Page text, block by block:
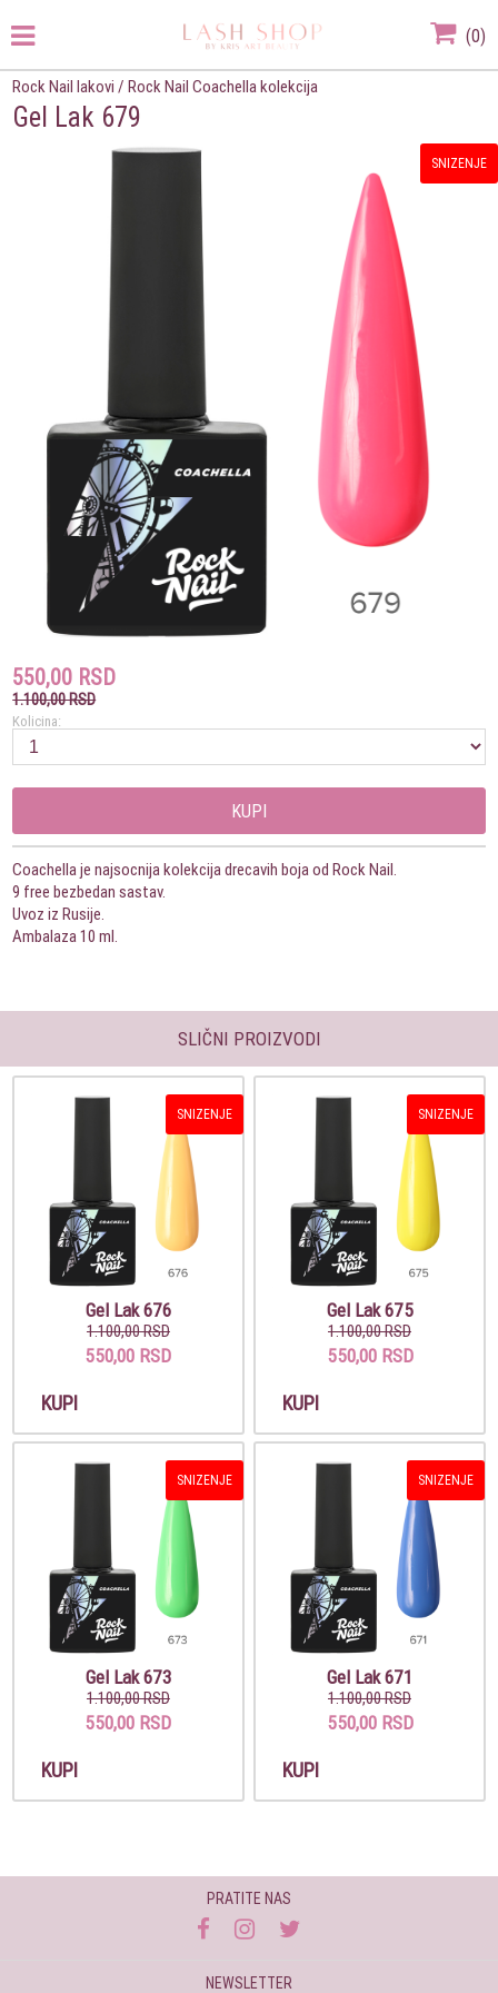
(0)
Rock Nail lakovi /Rock Nail Coachella kolekcija
Gel Lak 679
SNIZENJE
550,00 RSD
1.100,00 RSD
Kolicina:
KUPI
Coachella je najsocnija kolekcija drecavih boja od Rock Nail.
9 free bezbedan sastav.
Uvoz iz Rusije.
Ambalaza 10 ml.
SLIČNI PROIZVODI
SNIZENJE
Gel Lak 676
1.100,00 RSD
550,00 RSD
KUPI
SNIZENJE
Gel Lak 675
1.100,00 RSD
550,00 RSD
KUPI
SNIZENJE
Gel Lak 673
1.100,00 RSD
550,00 RSD
KUPI
SNIZENJE
Gel Lak 671
1.100,00 RSD
550,00 RSD
KUPI
PRATITE NAS
NEWSLETTER